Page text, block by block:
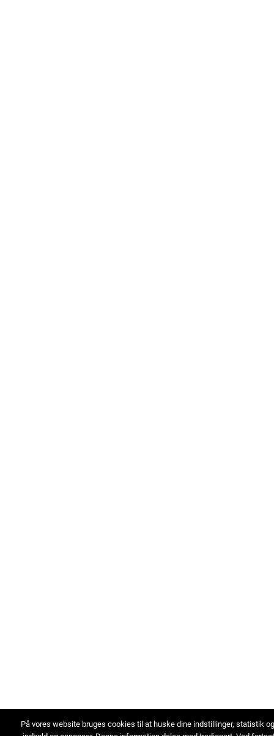
På vores website bruges cookies til at huske dine indstillinger, statistik